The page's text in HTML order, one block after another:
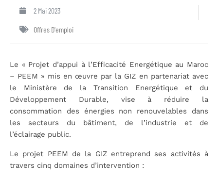
2 Mai 2023
Offres D'emploi
Le « Projet d’appui à l’Efficacité Energétique au Maroc
– PEEM » mis en œuvre par la GIZ en partenariat avec
le Ministère de la Transition Energétique et du
Développement Durable, vise à réduire la
consommation des énergies non renouvelables dans
les secteurs du bâtiment, de l’industrie et de
l’éclairage public.
Le projet PEEM de la GIZ entreprend ses activités à
travers cinq domaines d’intervention :